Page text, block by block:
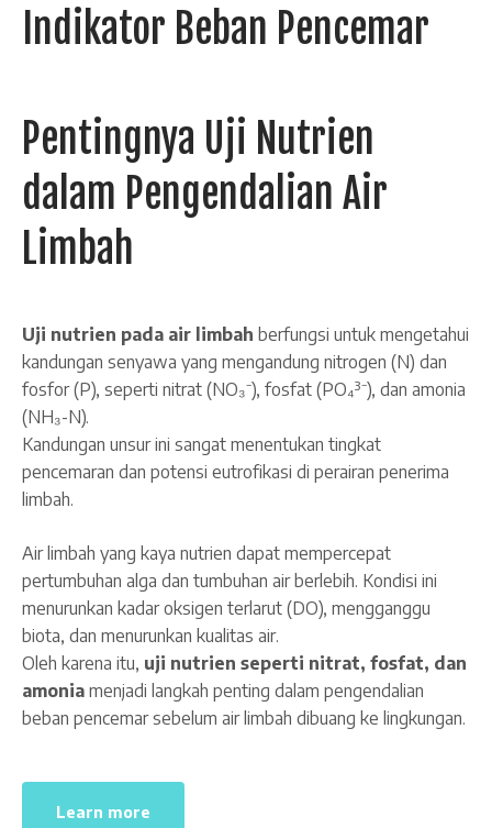
Indikator Beban Pencemar
Pentingnya Uji Nutrien
dalam Pengendalian Air
Limbah
Uji nutrien pada air limbah berfungsi untuk mengetahui
kandungan senyawa yang mengandung nitrogen (N) dan
fosfor (P), seperti nitrat (NO₃⁻), fosfat (PO₄³⁻), dan amonia
(NH₃-N).
Kandungan unsur ini sangat menentukan tingkat
pencemaran dan potensi eutrofikasi di perairan penerima
limbah.
Air limbah yang kaya nutrien dapat mempercepat
pertumbuhan alga dan tumbuhan air berlebih. Kondisi ini
menurunkan kadar oksigen terlarut (DO), mengganggu
biota, dan menurunkan kualitas air.
Oleh karena itu, uji nutrien seperti nitrat, fosfat, dan
amonia menjadi langkah penting dalam pengendalian
beban pencemar sebelum air limbah dibuang ke lingkungan.
Learn more